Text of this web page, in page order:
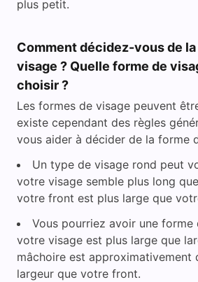
plus petit.
Comment décidez-vous de
visage ? Quelle forme de
choisir ?
Les formes de visage peuvent
existe cependant des règles
vous aider à décider de la forme
Un type de visage rond peut
votre visage semble plus long
votre front est plus large que
Vous pourriez avoir une forme
votre visage est plus large que
mâchoire est approximativement
largeur que votre front.